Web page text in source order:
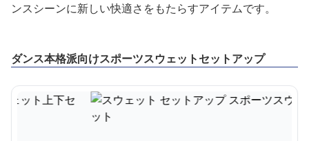
ンスシーンに新しい快適さをもたらすアイテムです。
ダンス本格派向けスポーツスウェットセットアップ